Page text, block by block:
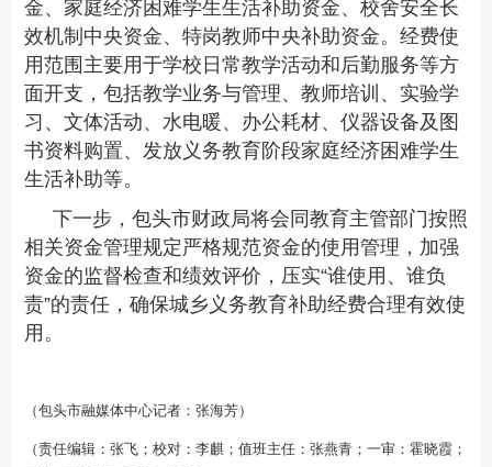
金、家庭经济困难学生生活补助资金、校舍安全长
效机制中央资金、特岗教师中央补助资金。经费使
用范围主要用于学校日常教学活动和后勤服务等方
面开支，包括教学业务与管理、教师培训、实验学
习、文体活动、水电暖、办公耗材、仪器设备及图
书资料购置、发放义务教育阶段家庭经济困难学生
生活补助等。
下一步，包头市财政局将会同教育主管部门按照
相关资金管理规定严格规范资金的使用管理，加强
资金的监督检查和绩效评价，压实“谁使用、谁负
责”的责任，确保城乡义务教育补助经费合理有效使
用。
（包头市融媒体中心记者：张海芳）
（责任编辑：张飞；校对：李麒；值班主任：张燕青；一审：霍晓霞；